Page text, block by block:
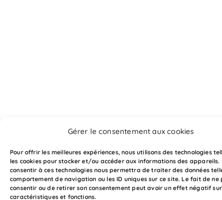
Gérer le consentement aux cookies
Pour offrir les meilleures expériences, nous utilisons des technologies
les cookies pour stocker et/ou accéder aux informations des
consentir à ces technologies nous permettra de traiter des données
comportement de navigation ou les ID uniques sur ce site. Le fait de ne
consentir ou de retirer son consentement peut avoir un effet négatif
caractéristiques et fonctions.